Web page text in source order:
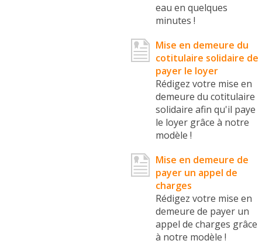
eau en quelques
minutes !
Mise en demeure du
cotitulaire solidaire de
payer le loyer
Rédigez votre mise en
demeure du cotitulaire
solidaire afin qu'il paye
le loyer grâce à notre
modèle !
Mise en demeure de
payer un appel de
charges
Rédigez votre mise en
demeure de payer un
appel de charges grâce
à notre modèle !